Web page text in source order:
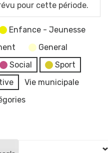
pour cette période.
Enfance - Jeunesse
General
Social
Sport
Vie municipale